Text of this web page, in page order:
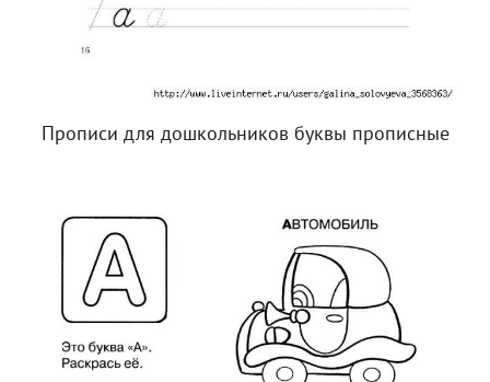
Прописи для дошкольников буквы прописные